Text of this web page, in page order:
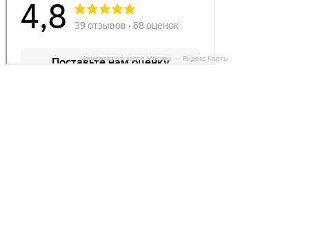
Иммергаз на карте Москвы — Яндекс Карты